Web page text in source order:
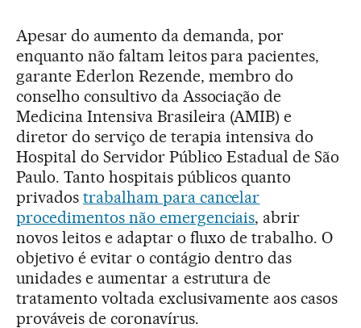
Apesar do aumento da demanda, por
enquanto não faltam leitos para pacientes,
garante Ederlon Rezende, membro do
conselho consultivo da Associação de
Medicina Intensiva Brasileira (AMIB) e
diretor do serviço de terapia intensiva do
Hospital do Servidor Público Estadual de São
Paulo. Tanto hospitais públicos quanto
privados trabalham para cancelar
procedimentos não emergenciais, abrir
novos leitos e adaptar o fluxo de trabalho. O
objetivo é evitar o contágio dentro das
unidades e aumentar a estrutura de
tratamento voltada exclusivamente aos casos
prováveis de coronavírus.